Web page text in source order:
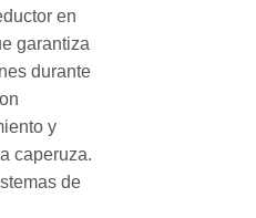
en
garantiza
durante
y
caperuza.
de